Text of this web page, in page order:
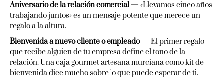
Aniversario de la relación comercial— «Llevamos cinco años
trabajando juntos» es un mensaje potente que merece un
regalo a la altura.
Bienvenida a nuevo cliente o empleado— El primer regalo
que recibe alguien de tu empresa define el tono de la
relación. Una caja gourmet artesana murciana como kit de
bienvenida dice mucho sobre lo que puede esperar de ti.